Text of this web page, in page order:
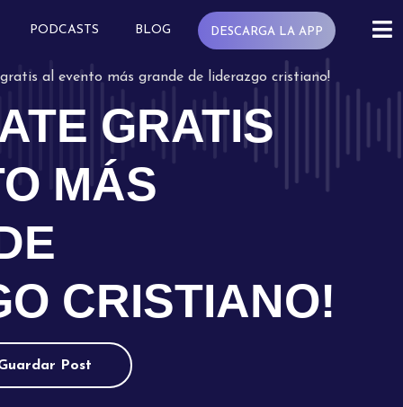
PODCASTS BLOG DESCARGA LA APP
al evento más grande de liderazgo cristiano!
GRATIS
MÁS
CRISTIANO!
Post